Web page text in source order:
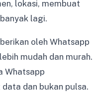
lokasi, membuat
lagi.
oleh Whatsapp
mudah dan murah.
Whatsapp
dan bukan pulsa.